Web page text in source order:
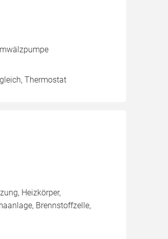
Thermostat
Heizkörper,
Brennstoffzelle,